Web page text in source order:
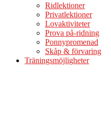
Ridlektioner
Privatlektioner
Lovaktiviteter
Prova på-ridning
Ponnypromenad
Skåp & förvaring
Träningsmöjligheter